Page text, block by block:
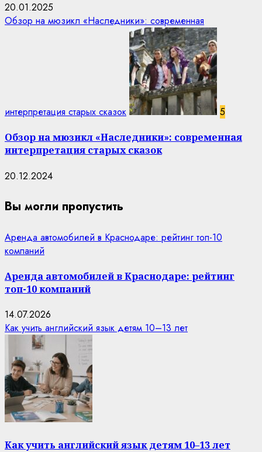
20.01.2025
Обзор на мюзикл «Наследники»: современная
интерпретация старых сказок 5
Обзор на мюзикл «Наследники»: современная
интерпретация старых сказок
20.12.2024
Вы могли пропустить
Аренда автомобилей в Краснодаре: рейтинг топ-10
компаний
Аренда автомобилей в Краснодаре: рейтинг
топ-10 компаний
14.07.2026
Как учить английский язык детям 10–13 лет
Как учить английский язык детям 10–13 лет